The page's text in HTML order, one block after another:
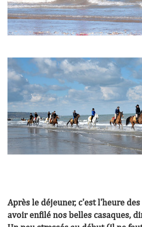
Après le déjeuner, c'est l'heure des
avoir enfilé nos belles casaques,